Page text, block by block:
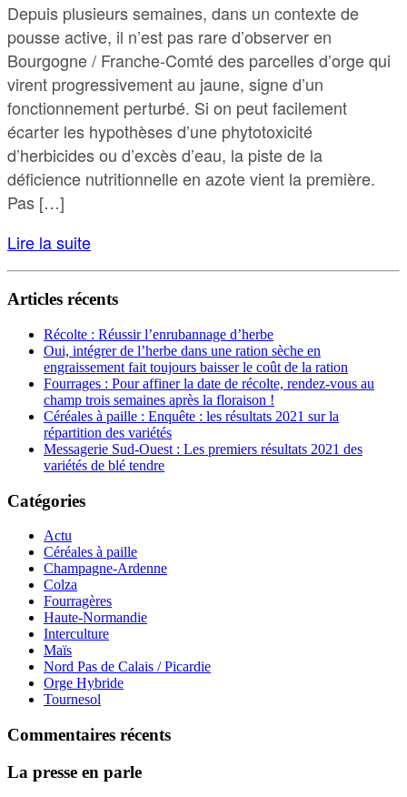
Depuis plusieurs semaines, dans un contexte de
pousse active, il n’est pas rare d’observer en
Bourgogne / Franche-Comté des parcelles d’orge qui
virent progressivement au jaune, signe d’un
fonctionnement perturbé. Si on peut facilement
écarter les hypothèses d’une phytotoxicité
d’herbicides ou d’excès d’eau, la piste de la
déficience nutritionnelle en azote vient la première.
Pas […]
Lire la suite
Articles récents
Récolte : Réussir l’enrubannage d’herbe
Oui, intégrer de l’herbe dans une ration sèche en
engraissement fait toujours baisser le coût de la ration
Fourrages : Pour affiner la date de récolte, rendez-vous au
champ trois semaines après la floraison !
Céréales à paille : Enquête : les résultats 2021 sur la
répartition des variétés
Messagerie Sud-Ouest : Les premiers résultats 2021 des
variétés de blé tendre
Catégories
Actu
Céréales à paille
Champagne-Ardenne
Colza
Fourragères
Haute-Normandie
Interculture
Maïs
Nord Pas de Calais / Picardie
Orge Hybride
Tournesol
Commentaires récents
La presse en parle